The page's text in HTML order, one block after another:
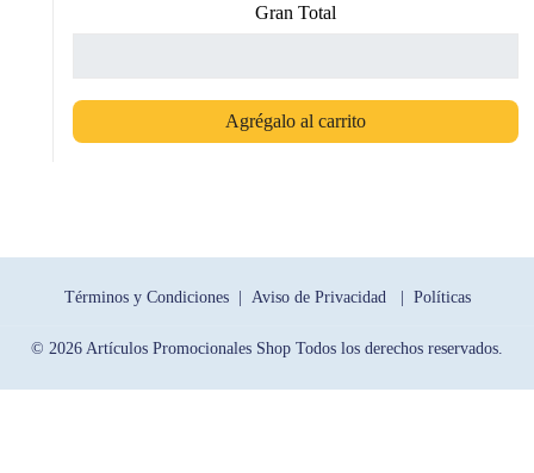
Gran Total
Agrégalo al carrito
Términos y Condiciones | Aviso de Privacidad | Políticas
© 2026 Artículos Promocionales Shop Todos los derechos reservados.